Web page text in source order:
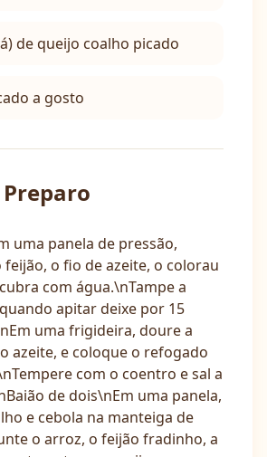
de queijo coalho picado
a gosto
uma panela de pressão,
feijão, o fio de azeite, o colorau
com água.\nTampe a
apitar deixe por 15
uma frigideira, doure a
azeite, e coloque o refogado
com o coentro e sal a
de dois\nEm uma panela,
e cebola na manteiga de
o arroz, o feijão fradinho, a